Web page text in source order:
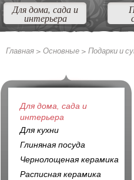
Для дома, сада и
интерьера
Главная > Основные > Подарки и
Для дома, сада и
интерьера
Для кухни
Глиняная посуда
Чернолощеная керамика
Расписная керамика